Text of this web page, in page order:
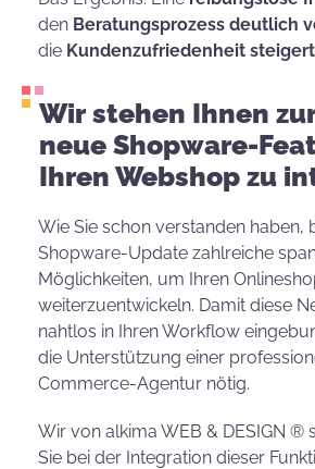
den Beratungsprozess deutlich
die Kundenzufriedenheit steigert
Wir stehen Ihnen
neue Shopware-
Ihren Webshop zu
Wie Sie schon verstanden haben,
Shopware-Update zahlreiche
Möglichkeiten, um Ihren
weiterzuentwickeln. Damit diese
nahtlos in Ihren Workflow
die Unterstützung einer
Commerce-Agentur nötig.
Wir von alkima WEB & DESIGN ®
Sie bei der Integration dieser